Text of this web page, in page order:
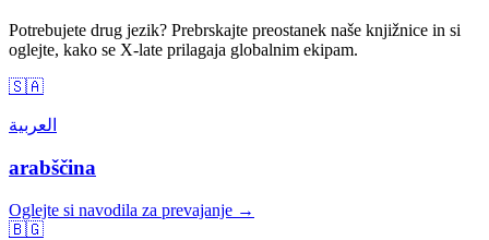
Potrebujete drug jezik? Prebrskajte preostanek naše knjižnice in si
oglejte, kako se X-late prilagaja globalnim ekipam.
🇸🇦
العربية
arabščina
Oglejte si navodila za prevajanje →
🇧🇬